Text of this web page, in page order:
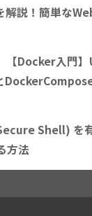
解説！簡単な
【Docker入門
Shell) を
方法